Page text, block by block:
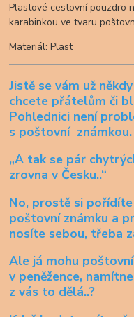
Plastové cestovní pouzdro
karabinkou ve tvaru
Materiál: Plast
Jistě se vám už
chcete přátelům či
Pohlednici není
s poštovní známkou.
„A tak se pár
zrovna v Česku..“
No, prostě si pořídíte
poštovní známku a
nosíte sebou, třeba
Ale já mohu
v peněžence,
z vás to dělá..?